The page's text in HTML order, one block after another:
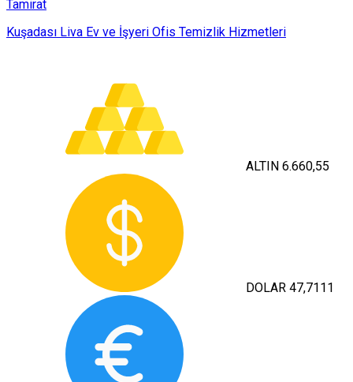
Tamirat
Kuşadası Liva Ev ve İşyeri Ofis Temizlik Hizmetleri
ALTIN 6.660,55
DOLAR 47,7111